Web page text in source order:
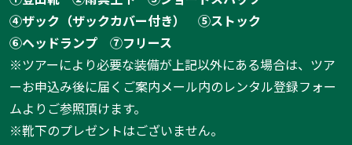
④ザック（ザックカバー付き）
⑤ストック
⑥ヘッドランプ
⑦フリース
※ツアーにより必要な装備が上記以外にある場合は、ツア
ーお申込み後に届くご案内メール内のレンタル登録フォー
ムよりご参照頂けます。
※靴下のプレゼントはございません。